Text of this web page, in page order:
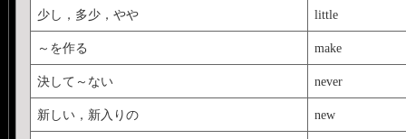
少し，多少，やや little
～を作る make
決して～ない never
新しい，新入りの new